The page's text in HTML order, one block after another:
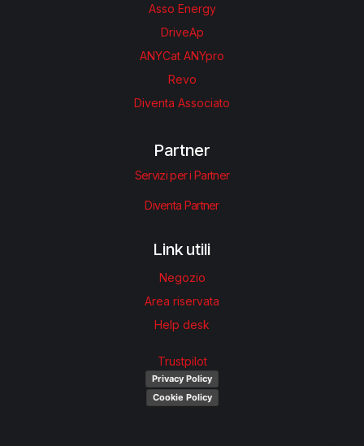
Asso Energy
DriveAp
ANYCat ANYpro
Revo
Diventa Associato
Partner
Servizi per i Partner
Diventa Partner
Link utili
Negozio
Area riservata
Help desk
Trustpilot
Privacy Policy
Cookie Policy